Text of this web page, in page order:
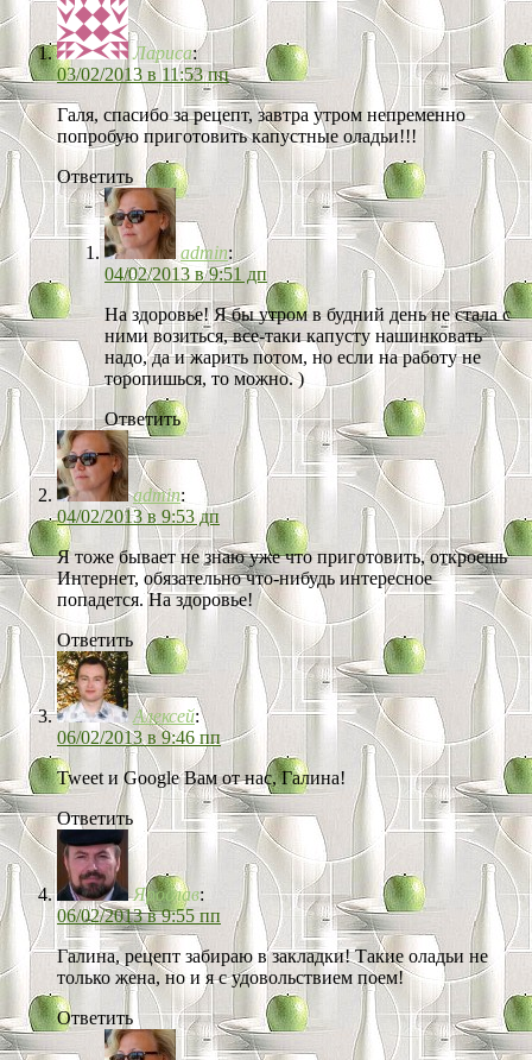
Лариса:
03/02/2013 в 11:53 пп
Галя, спасибо за рецепт, завтра утром непременно
попробую приготовить капустные оладьи!!!
Ответить
admin:
04/02/2013 в 9:51 дп
На здоровье! Я бы утром в будний день не стала с
ними возиться, все-таки капусту нашинковать
надо, да и жарить потом, но если на работу не
торопишься, то можно. )
Ответить
admin:
04/02/2013 в 9:53 дп
Я тоже бывает не знаю уже что приготовить, откроешь
Интернет, обязательно что-нибудь интересное
попадется. На здоровье!
Ответить
Алексей:
06/02/2013 в 9:46 пп
Tweet и Google Вам от нас, Галина!
Ответить
Ярослав:
06/02/2013 в 9:55 пп
Галина, рецепт забираю в закладки! Такие оладьи не
только жена, но и я с удовольствием поем!
Ответить